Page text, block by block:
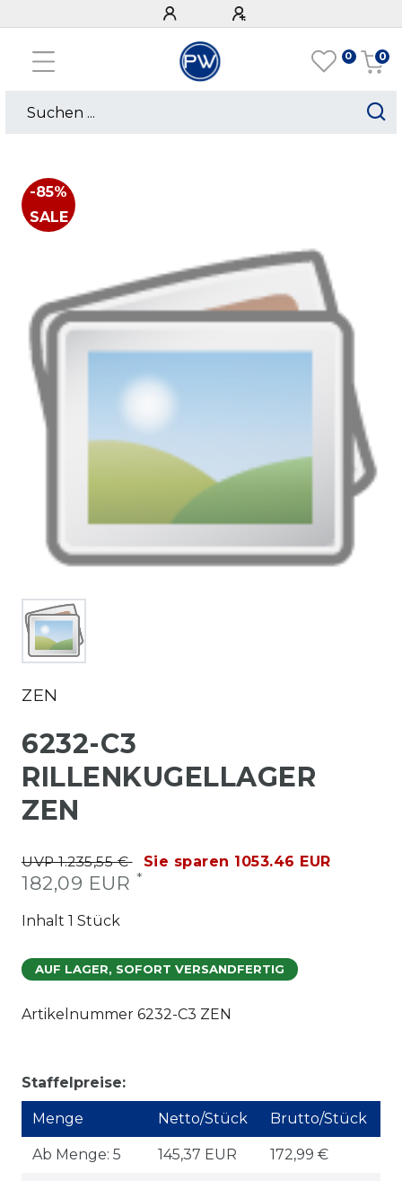
0 0
-85%
SALE
ZEN
6232-C3
RILLENKUGELLAGER
ZEN
UVP 1.235,55 € Sie sparen 1053.46 EUR
182,09 EUR *
Inhalt 1 Stück
AUF LAGER, SOFORT VERSANDFERTIG
Artikelnummer 6232-C3 ZEN
Staffelpreise:
Menge Netto/Stück Brutto/Stück
Ab Menge: 5 145,37 EUR 172,99 €